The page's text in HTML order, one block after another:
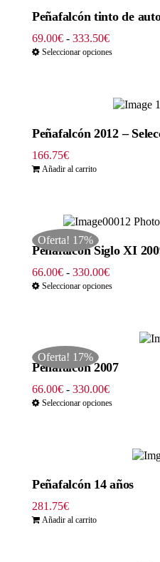
Peñafalcón tinto de
69.00€ - 333.50€Rango
de
hasta
Seleccionar opciones
Peñafalcón 2012 –
166.75€
Añadir al carrito
Oferta! 17%
Peñafalcón Siglo XI
66.00€ - 330.00€Rango
de
Seleccionar opciones
Oferta! 17%
Peñafalcón 2007
66.00€ - 330.00€Rango
de
Seleccionar opciones
Peñafalcón 14 años
281.75€
Añadir al carrito